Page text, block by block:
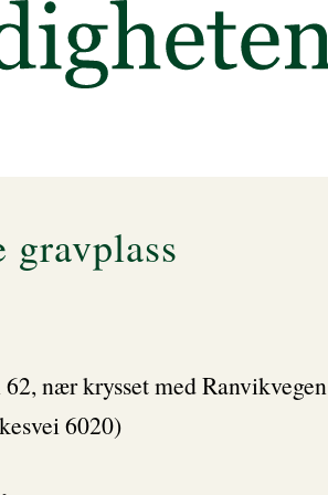
nær krysset med Ranvikvegen
6020)